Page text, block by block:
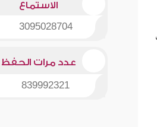
الاستماع
3095028704
عدد مرات الحفظ
839992321